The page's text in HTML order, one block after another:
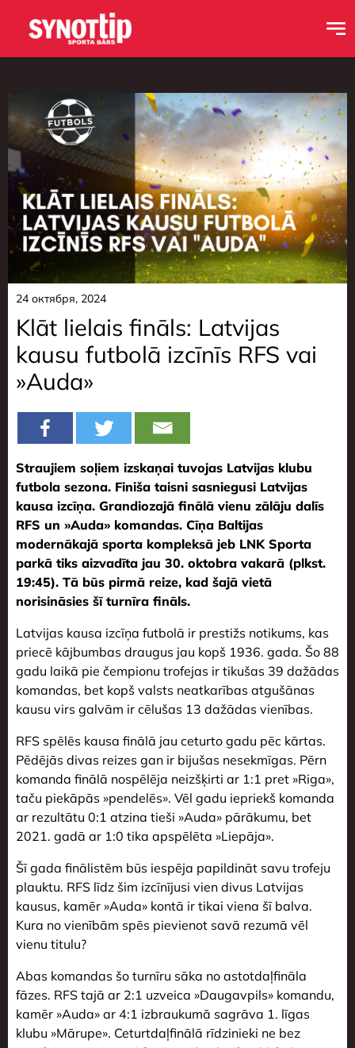
24 октября, 2024
Klāt lielais fināls: Latvijas
kausu futbolā izcīnīs RFS vai
»Auda»
Straujiem soļiem izskaņai tuvojas Latvijas klubu
futbola sezona. Finiša taisni sasniegusi Latvijas
kausa izcīņa. Grandiozajā finālā vienu zālāju dalīs
RFS un »Auda» komandas. Cīņa Baltijas
modernākajā sporta kompleksā jeb LNK Sporta
parkā tiks aizvadīta jau 30. oktobra vakarā (plkst.
19:45). Tā būs pirmā reize, kad šajā vietā
norisināsies šī turnīra fināls.
Latvijas kausa izcīņa futbolā ir prestižs notikums, kas
priecē kājbumbas draugus jau kopš 1936. gada. Šo 88
gadu laikā pie čempionu trofejas ir tikušas 39 dažādas
komandas, bet kopš valsts neatkarības atgušānas
kausu virs galvām ir cēlušas 13 dažādas vienības.
RFS spēlēs kausa finālā jau ceturto gadu pēc kārtas.
Pēdējās divas reizes gan ir bijušas nesekmīgas. Pērn
komanda finālā nospēlēja neizšķirti ar 1:1 pret »Riga»,
taču piekāpās »pendelēs». Vēl gadu iepriekš komanda
ar rezultātu 0:1 atzina tieši »Auda» pārākumu, bet
2021. gadā ar 1:0 tika apspēlēta »Liepāja».
Šī gada finālistēm būs iespēja papildināt savu trofeju
plauktu. RFS līdz šim izcīnījusi vien divus Latvijas
kausus, kamēr »Auda» kontā ir tikai viena šī balva.
Kura no vienībām spēs pievienot savā rezumā vēl
vienu titulu?
Abas komandas šo turnīru sāka no astotdaļfināla
fāzes. RFS tajā ar 2:1 uzveica »Daugavpils» komandu,
kamēr »Auda» ar 4:1 izbraukumā sagrāva 1. līgas
klubu »Mārupe». Ceturtdaļfinālā rīdzinieki ne bez